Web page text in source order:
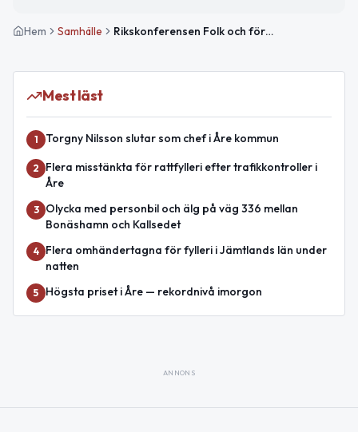
Hem Samhälle Rikskonferensen Folk och försvar pågår i Sälen
Mest läst
1 Torgny Nilsson slutar som chef i Åre kommun
2
Flera misstänkta för rattfylleri efter trafikkontroller i
Åre
3
Olycka med personbil och älg på väg 336 mellan
Bonäshamn och Kallsedet
4
Flera omhändertagna för fylleri i Jämtlands län under
natten
5 Högsta priset i Åre — rekordnivå imorgon
ANNONS